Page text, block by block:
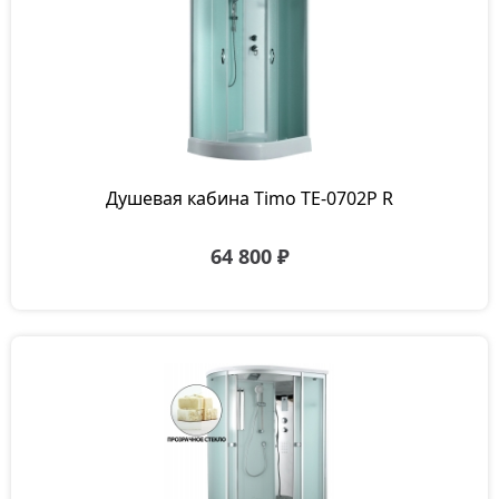
Душевая кабина Timo TE-0702P R
64 800 ₽